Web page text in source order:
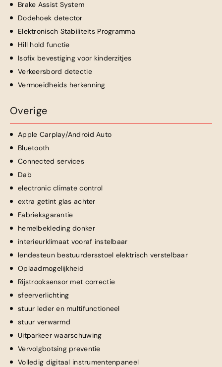
Brake Assist System
Dodehoek detector
Elektronisch Stabiliteits Programma
Hill hold functie
Isofix bevestiging voor kinderzitjes
Verkeersbord detectie
Vermoeidheids herkenning
Overige
Apple Carplay/Android Auto
Bluetooth
Connected services
Dab
electronic climate control
extra getint glas achter
Fabrieksgarantie
hemelbekleding donker
interieurklimaat vooraf instelbaar
lendesteun bestuurdersstoel elektrisch verstelbaar
Oplaadmogelijkheid
Rijstrooksensor met correctie
sfeerverlichting
stuur leder en multifunctioneel
stuur verwarmd
Uitparkeer waarschuwing
Vervolgbotsing preventie
Volledig digitaal instrumentenpaneel